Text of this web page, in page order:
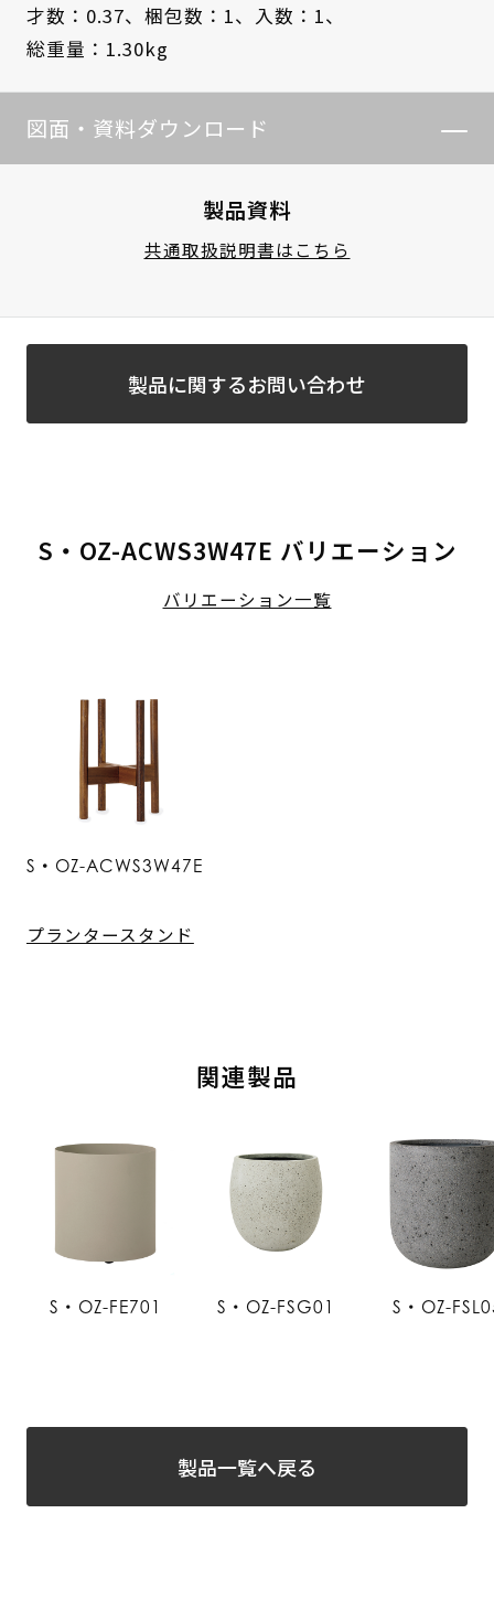
才数：0.37、 梱包数：1、 入数：1、
総重量：1.30kg
図面・資料ダウンロード
製品資料
共通取扱説明書はこちら
製品に関するお問い合わせ
S・OZ-ACWS3W47E バリエーション
バリエーション一覧
S・OZ-ACWS3W47E
プランタースタンド
関連製品
S・OZ-FE701 S・OZ-FSG01 S・OZ-
製品一覧へ戻る